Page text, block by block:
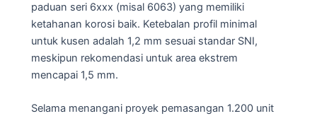
paduan seri 6xxx (misal 6063) yang memiliki
ketahanan korosi baik. Ketebalan profil minimal
untuk kusen adalah 1,2 mm sesuai standar SNI,
meskipun rekomendasi untuk area ekstrem
mencapai 1,5 mm.
Selama menangani proyek pemasangan 1.200 unit